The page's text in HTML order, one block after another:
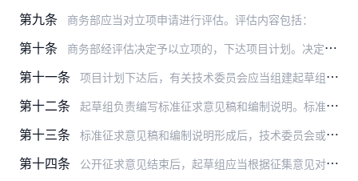
第九条 商务部应当对立项申请进行评估。评估内容包括：
第十条 商务部经评估决定予以立项的，下达项目计划。决定不予立项的，向申请单位说明理由。
第十一条 项目计划下达后，有关技术委员会应当组建起草组。没有技术委员会的，由申请单位明确起草单位，由起草单位组建起草组。
第十二条 起草组负责编写标准征求意见稿和编制说明。标准征求意见稿和编制说明应当符合标准制修订编写技术文件的有关要求。编制说明应当包括以下内容：
第十三条 标准征求意见稿和编制说明形成后，技术委员会或者起草单位应当以书面形式向有关主管部门、社会团体、企事业单位、科研院所、专家等征求意见，同时报请商务部在商务部网站向…
第十四条 公开征求意见结束后，起草组应当根据征集意见对标准征求意见稿、编制说明进行完善，形成标准送审稿、编制说明、征求意见汇总处理表，报技术委员会初审。初审通过后，由技术…